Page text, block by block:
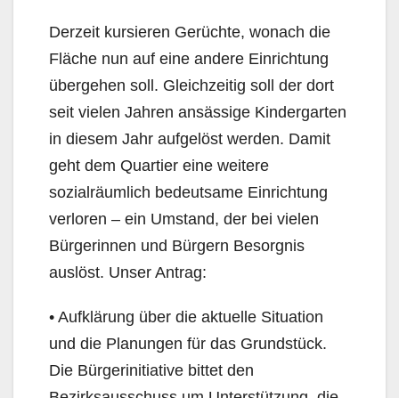
Derzeit kursieren Gerüchte, wonach die
Fläche nun auf eine andere Einrichtung
übergehen soll. Gleichzeitig soll der dort
seit vielen Jahren ansässige Kindergarten
in diesem Jahr aufgelöst werden. Damit
geht dem Quartier eine weitere
sozialräumlich bedeutsame Einrichtung
verloren – ein Umstand, der bei vielen
Bürgerinnen und Bürgern Besorgnis
auslöst. Unser Antrag:
• Aufklärung über die aktuelle Situation
und die Planungen für das Grundstück.
Die Bürgerinitiative bittet den